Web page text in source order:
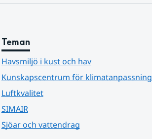
Teman
Havsmiljö i kust och hav
Kunskapscentrum för klimatanpassning
Luftkvalitet
SIMAIR
Sjöar och vattendrag